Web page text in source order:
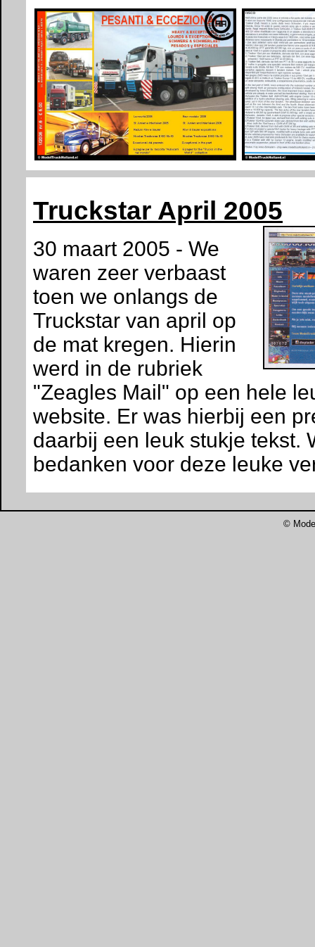
Truckstar April 2005
30 maart 2005 - We
waren zeer verbaast
toen we onlangs de
Truckstar van april op
de mat kregen. Hierin
werd in de rubriek
"Zeagles Mail" op een hele
website. Er was hierbij een
daarbij een leuk stukje tekst.
bedanken voor deze leuke
©